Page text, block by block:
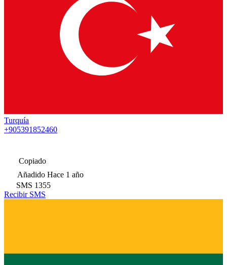
Turquía
+905391852460
Copiado
Añadido Hace 1 año
SMS 1355
Recibir SMS